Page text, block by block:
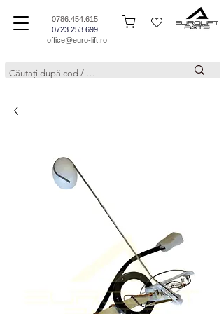
0786.454.615
0723.253.699
office@euro-lift.ro